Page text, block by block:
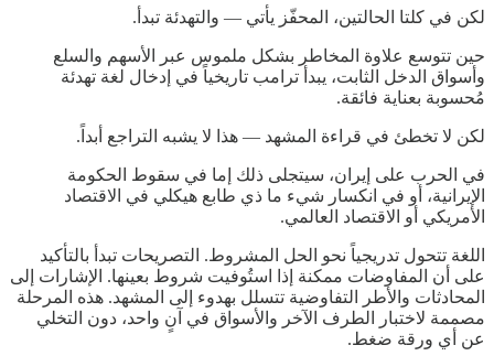
لكن في كلتا الحالتين، المحفّز يأتي — والتهدئة تبدأ.
حين تتوسع علاوة المخاطر بشكل ملموس عبر الأسهم والسلع
وأسواق الدخل الثابت، يبدأ ترامب تاريخياً في إدخال لغة تهدئة
مُحسوبة بعناية فائقة.
لكن لا تخطئ في قراءة المشهد — هذا لا يشبه التراجع أبداً.
في الحرب على إيران، سيتجلى ذلك إما في سقوط الحكومة
الإيرانية، أو في انكسار شيء ما ذي طابع هيكلي في الاقتصاد
الأمريكي أو الاقتصاد العالمي.
اللغة تتحول تدريجياً نحو الحل المشروط. التصريحات تبدأ بالتأكيد
على أن المفاوضات ممكنة إذا استُوفيت شروط بعينها. الإشارات إلى
المحادثات والأطر التفاوضية تتسلل بهدوء إلى المشهد. هذه المرحلة
مصممة لاختبار الطرف الآخر والأسواق في آنٍ واحد، دون التخلي
عن أي ورقة ضغط.